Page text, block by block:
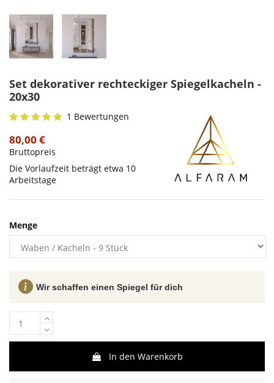
Set dekorativer rechteckiger Spiegelkacheln -
20x30
1 Bewertungen
80,00 €
Bruttopreis
Die Vorlaufzeit beträgt etwa 10
Arbeitstage
Menge
In den Warenkorb
Wir schaffen einen Spiegel für dich